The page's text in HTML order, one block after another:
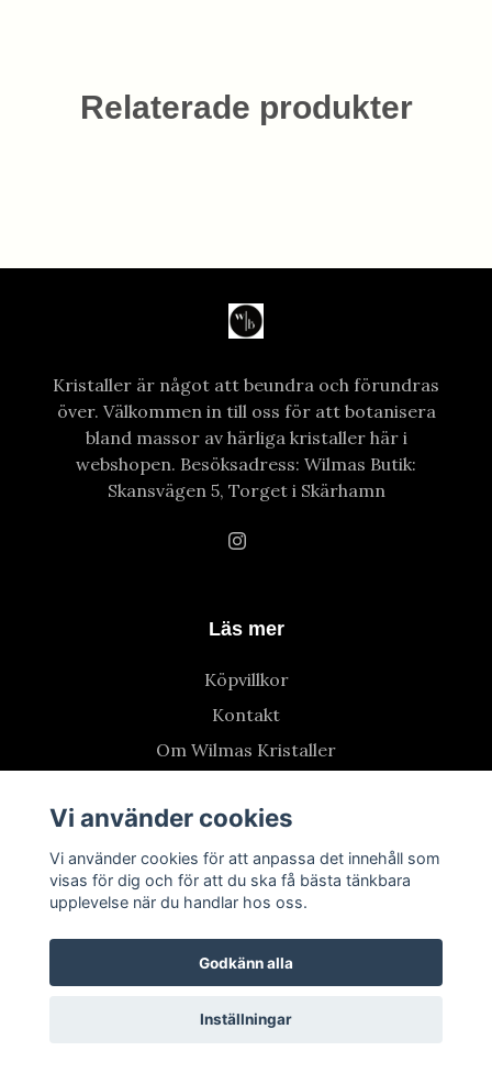
Relaterade produkter
Kristaller är något att beundra och förundras
över. Välkommen in till oss för att botanisera
bland massor av härliga kristaller här i
webshopen. Besöksadress: Wilmas Butik:
Skansvägen 5, Torget i Skärhamn
Läs mer
Köpvillkor
Kontakt
Om Wilmas Kristaller
© 2026 Wilmas Kristaller
Vi använder cookies
Vi använder cookies för att anpassa det innehåll som
visas för dig och för att du ska få bästa tänkbara
upplevelse när du handlar hos oss.
Godkänn alla
Inställningar